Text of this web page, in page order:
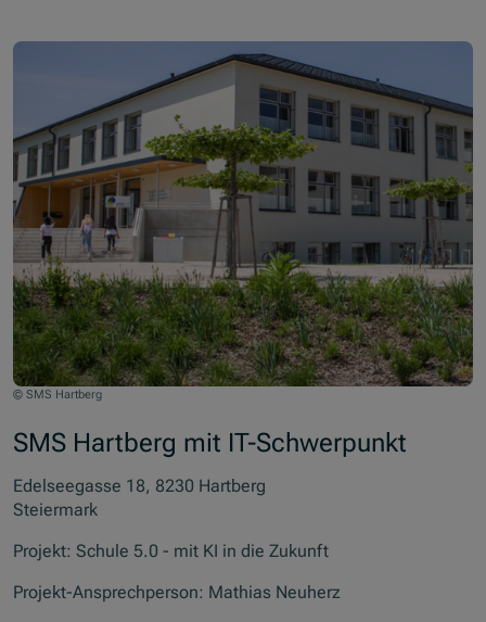
© SMS Hartberg
SMS Hartberg mit IT-Schwerpunkt
Edelseegasse 18, 8230 Hartberg
Steiermark
Projekt: Schule 5.0 - mit KI in die Zukunft
Projekt-Ansprechperson: Mathias Neuherz